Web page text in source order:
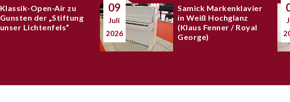
Klassik-Open-Air zu
Gunsten der „Stiftung
unser Lichtenfels“
09
Juli
2026
Samick Markenklavier
in Weiß Hochglanz
(Klaus Fenner / Royal
George)